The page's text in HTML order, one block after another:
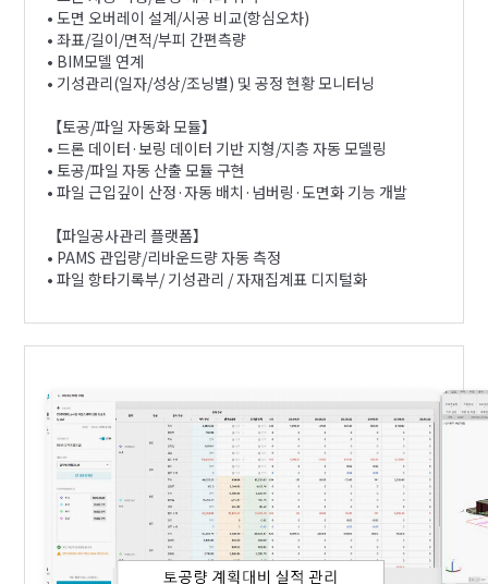
• 도면 오버레이 설계/시공 비교(항심오차)
• 좌표/길이/면적/부피 간편측량
• BIM모델 연계
• 기성관리(일자/성상/조닝별) 및 공정 현황 모니터닝
【토공/파일 자동화 모듈】
• 드론 데이터·보링 데이터 기반 지형/지층 자동 모델링
• 토공/파일 자동 산출 모듈 구현
• 파일 근입깊이 산정·자동 배치·넘버링·도면화 기능 개발
【파일공사관리 플랫폼】
• PAMS 관입량/리바운드량 자동 측정
• 파일 항타기록부/ 기성관리 / 자재집계표 디지털화